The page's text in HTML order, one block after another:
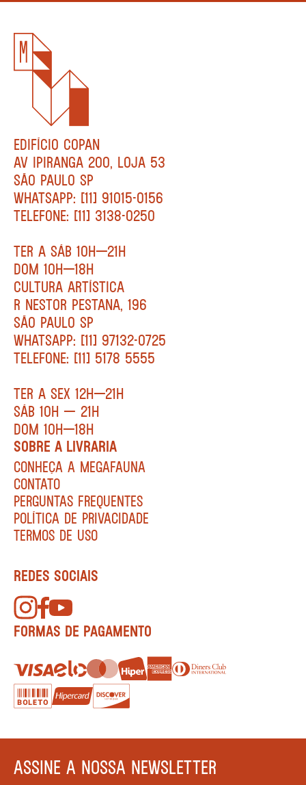
EDIFÍCIO COPAN
AV IPIRANGA 200, LOJA 53
SÃO PAULO SP
WHATSAPP: [11] 91015-0156
TELEFONE: [11] 3138-0250
TER A SÁB 10H—21H
DOM 10H—18H
CULTURA ARTÍSTICA
R NESTOR PESTANA, 196
SÃO PAULO SP
WHATSAPP: [11] 97132-0725
TELEFONE: [11] 5178 5555
TER A SEX 12H—21H
SÁB 10H — 21H
DOM 10H—18H
SOBRE A LIVRARIA
CONHEÇA A MEGAFAUNA
CONTATO
PERGUNTAS FREQUENTES
POLÍTICA DE PRIVACIDADE
TERMOS DE USO
REDES SOCIAIS
FORMAS DE PAGAMENTO
ASSINE A NOSSA NEWSLETTER